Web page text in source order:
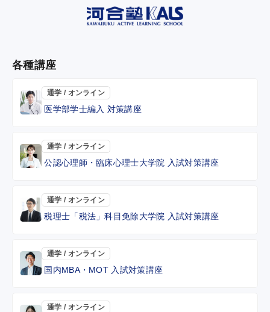
各種講座
通学 / オンライン
医学部学士編入 対策講座
通学 / オンライン
公認心理師・臨床心理士大学院 入試対策講座
通学 / オンライン
税理士「税法」科目免除大学院 入試対策講座
通学 / オンライン
国内MBA・MOT 入試対策講座
通学 / オンライン